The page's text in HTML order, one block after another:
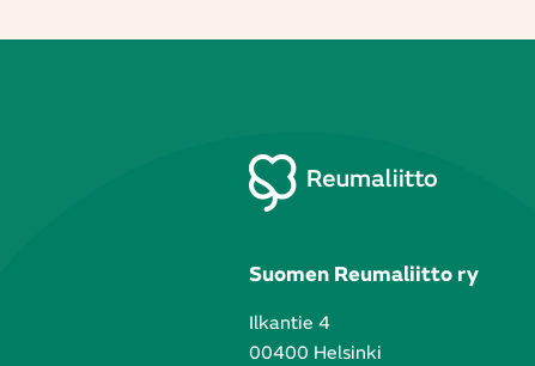
Suomen Reumaliitto ry
Ilkantie 4
00400 Helsinki